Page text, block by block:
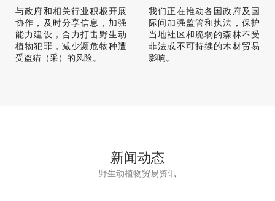
与政府和相关行业积极开展
协作，及时分享信息，加强
能力建设，合力打击野生动
植物犯罪，减少濒危物种遭
受盗猎（采）的风险。
我们正在推动各国政府及国
际间加强监管和执法，保护
当地社区和脆弱的森林不受
非法或不可持续的木材贸易
影响。
新闻动态
野生动植物贸易资讯